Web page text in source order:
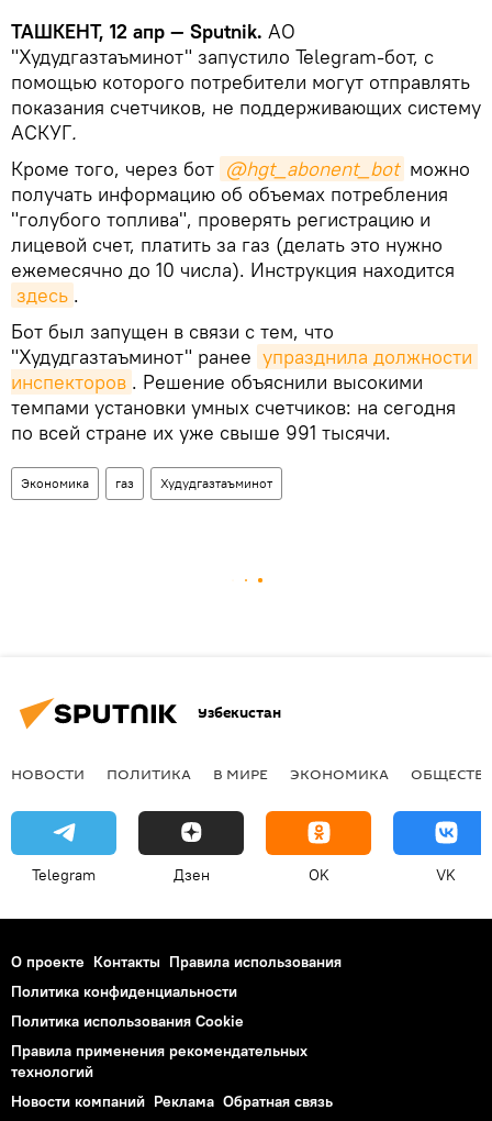
ТАШКЕНТ, 12 апр — Sputnik. АО
"Худудгазтаъминот" запустило Telegram-бот, с
помощью которого потребители могут отправлять
показания счетчиков, не поддерживающих систему
АСКУГ.
Кроме того, через бот @hgt_abonent_bot можно
получать информацию об объемах потребления
"голубого топлива", проверять регистрацию и
лицевой счет, платить за газ (делать это нужно
ежемесячно до 10 числа). Инструкция находится
здесь .
Бот был запущен в связи с тем, что
"Худудгазтаъминот" ранее упразднила должности
инспекторов . Решение объяснили высокими
темпами установки умных счетчиков: на сегодня
по всей стране их уже свыше 991 тысячи.
Экономика газ Худудгазтаъминот
Узбекистан
НОВОСТИ ПОЛИТИКА В МИРЕ ЭКОНОМИКА
Telegram Дзен OK VK
О проекте Контакты Правила использования
Политика конфиденциальности
Политика использования Cookie
Правила применения рекомендательных
технологий
Новости компаний Реклама Обратная связь